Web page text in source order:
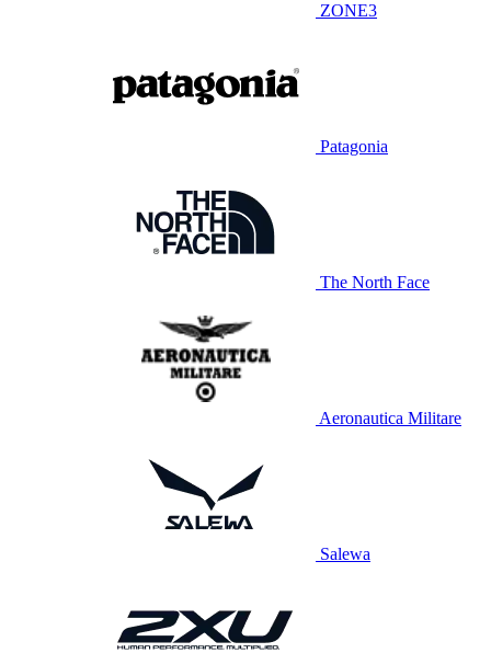
ZONE3
Patagonia
The North Face
Aeronautica Militare
Salewa